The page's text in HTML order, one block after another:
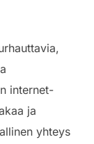
internet-
ja
yhteys